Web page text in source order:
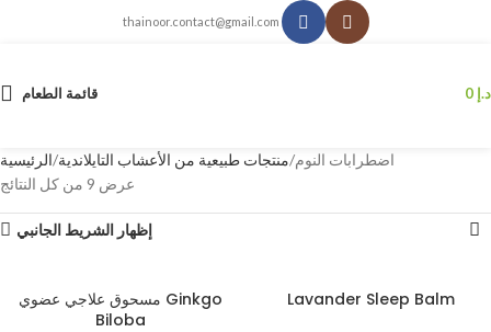
thainoor.contact@gmail.com
قائمة الطعام د.إ
الرئيسية منتجات طبيعية من الأعشاب التايلاندية اضطرابات النوم
عرض ⁦9⁩ من كل النتائج
إظهار الشريط الجانبي
مسحوق علاجي عضوي Ginkgo
Biloba
Lavander Sleep Balm